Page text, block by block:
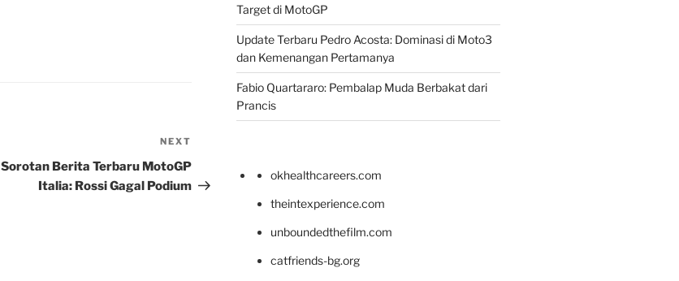
Post
NEXT
Sorotan Berita Terbaru MotoGP
Italia: Rossi Gagal Podium
Target di MotoGP
Update Terbaru Pedro Acosta: Dominasi di Moto3
dan Kemenangan Pertamanya
Fabio Quartararo: Pembalap Muda Berbakat dari
Prancis
okhealthcareers.com
theintexperience.com
unboundedthefilm.com
catfriends-bg.org